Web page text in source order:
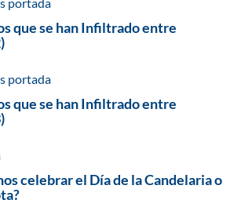
que se han Infiltrado entre
que se han Infiltrado entre
celebrar el Día de la Candelaria o